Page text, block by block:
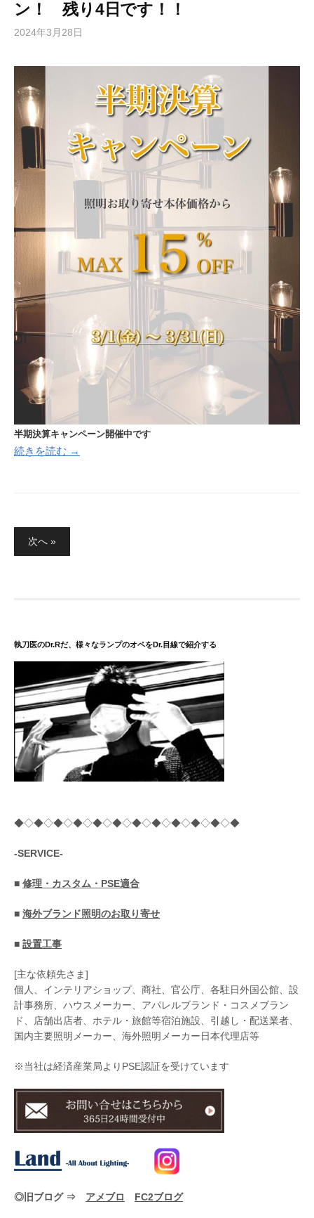
ン！ 残り4日です！！
2024年3月28日
半期決算キャンペーン開催中です
続きを読む →
り
次へ »
執刀医のDr.Rだ、様々なランプのオペをDr.目線で紹介する
◆◇◆◇◆◇◆◇◆◇◆◇◆◇◆◇◆◇◆◇◆◇◆
-SERVICE-
■ 修理・カスタム・PSE適合
■ 海外ブランド照明のお取り寄せ
■ 設置工事
[主な依頼先さま]
個人、インテリアショップ、商社、官公庁、各駐日外国公館、設
計事務所、ハウスメーカー、アパレルブランド・コスメブラン
ド、店舗出店者、ホテル・旅館等宿泊施設、引越し・配送業者、
国内主要照明メーカー、海外照明メーカー日本代理店等
※当社は経済産業局よりPSE認証を受けています
◎旧ブログ ⇒ アメブロ FC2ブログ